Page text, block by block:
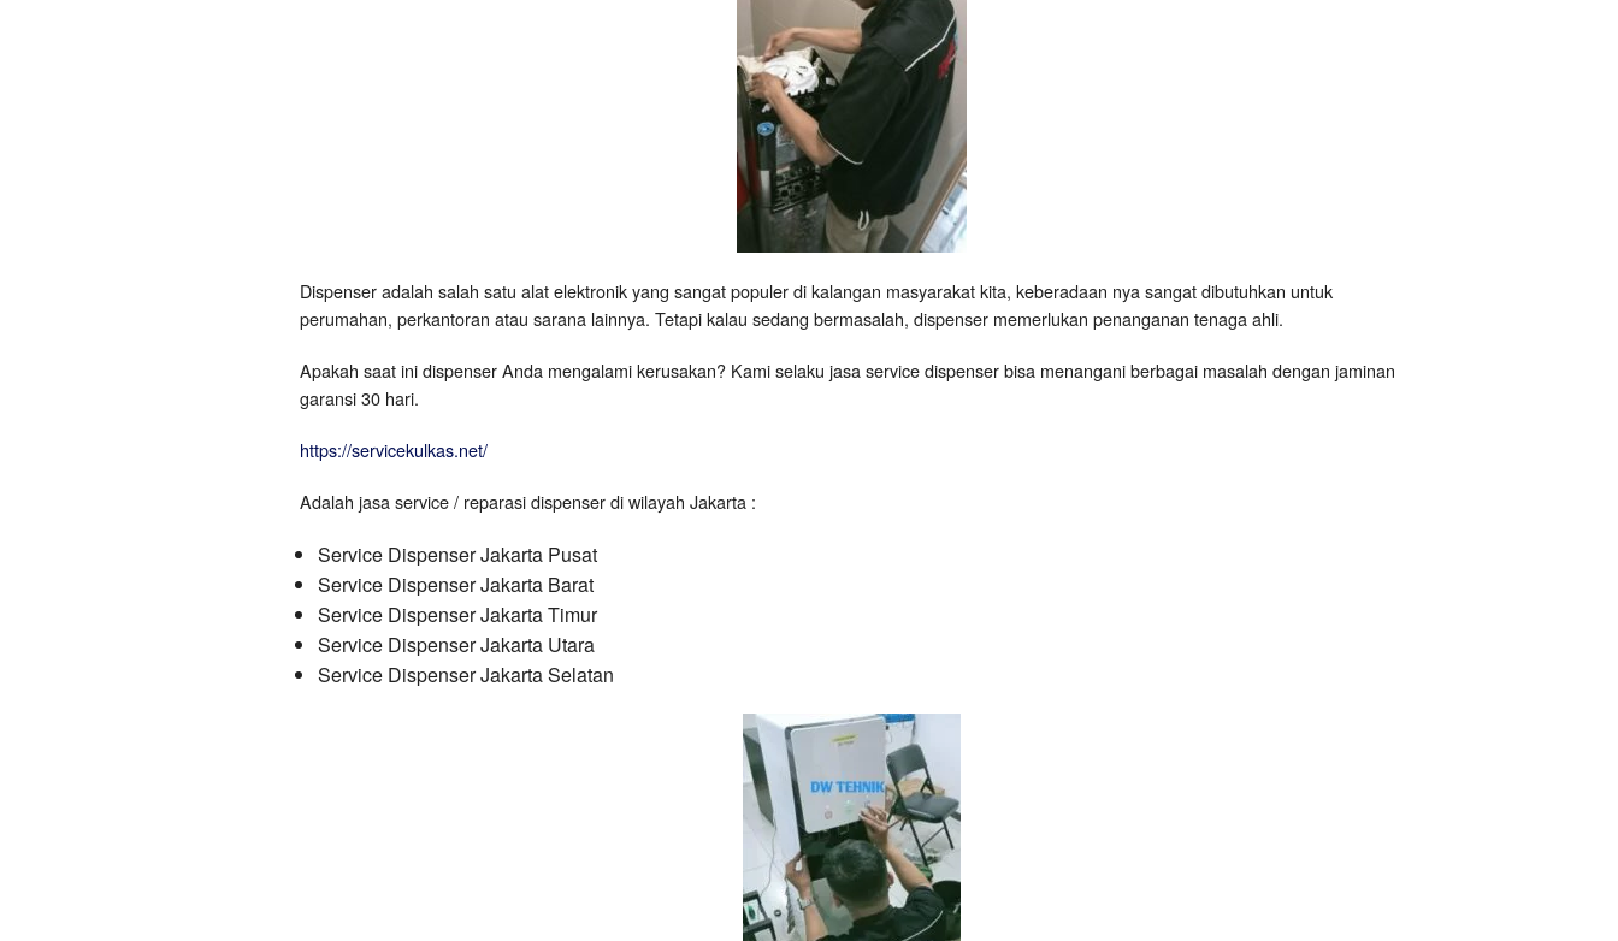
Dispenser adalah salah satu alat elektronik yang sangat populer di kalangan masyarakat kita, keberadaan nya sangat dibutuhkan untuk
perumahan, perkantoran atau sarana lainnya. Tetapi kalau sedang bermasalah, dispenser memerlukan penanganan tenaga ahli.
Apakah saat ini dispenser Anda mengalami kerusakan? Kami selaku jasa service dispenser bisa menangani berbagai masalah dengan jaminan
garansi 30 hari.
https://servicekulkas.net/
Adalah jasa service / reparasi dispenser di wilayah Jakarta :
Service Dispenser Jakarta Pusat
Service Dispenser Jakarta Barat
Service Dispenser Jakarta Timur
Service Dispenser Jakarta Utara
Service Dispenser Jakarta Selatan